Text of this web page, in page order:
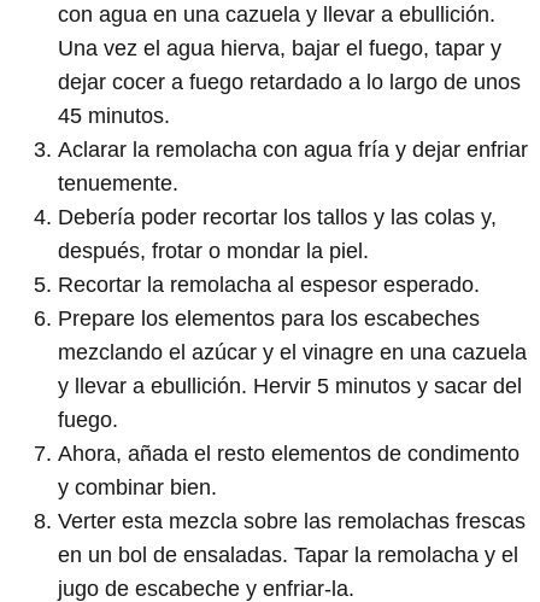
con agua en una cazuela y llevar a ebullición.
Una vez el agua hierva, bajar el fuego, tapar y
dejar cocer a fuego retardado a lo largo de unos
45 minutos.
Aclarar la remolacha con agua fría y dejar enfriar
tenuemente.
Debería poder recortar los tallos y las colas y,
después, frotar o mondar la piel.
Recortar la remolacha al espesor esperado.
Prepare los elementos para los escabeches
mezclando el azúcar y el vinagre en una cazuela
y llevar a ebullición. Hervir 5 minutos y sacar del
fuego.
Ahora, añada el resto elementos de condimento
y combinar bien.
Verter esta mezcla sobre las remolachas frescas
en un bol de ensaladas. Tapar la remolacha y el
jugo de escabeche y enfriar-la.